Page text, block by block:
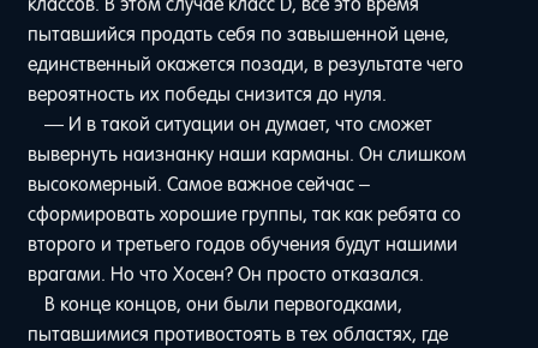
пытавшийся продать себя по завышенной цене,
единственный окажется позади, в результате чего
вероятность их победы снизится до нуля.
— И в такой ситуации он думает, что сможет
вывернуть наизнанку наши карманы. Он слишком
высокомерный. Самое важное сейчас –
сформировать хорошие группы, так как ребята со
второго и третьего годов обучения будут нашими
врагами. Но что Хосен? Он просто отказался.
В конце концов, они были первогодками,
пытавшимися противостоять в тех областях, где